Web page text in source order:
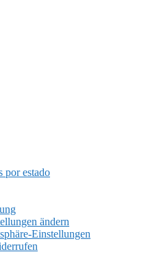
por estado
ändern
Einstellungen